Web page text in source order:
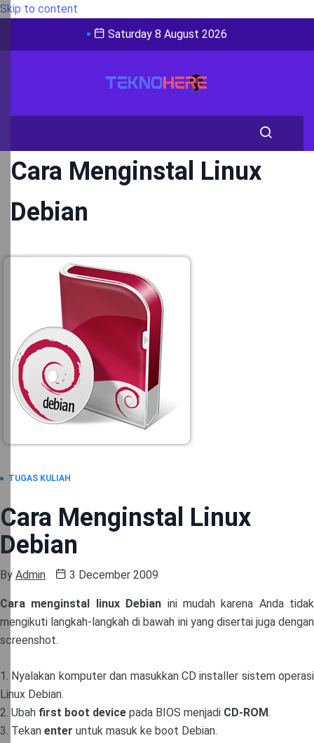
Skip to content
Saturday 8 August 2026
Cara Menginstal Linux
Debian
TUGAS KULIAH
Cara Menginstal Linux
Debian
By Admin 3 December 2009
Cara menginstal linux Debian ini mudah karena Anda tidak
mengikuti langkah-langkah di bawah ini yang disertai juga dengan
screenshot.
1. Nyalakan komputer dan masukkan CD installer sistem operasi
Linux Debian.
2. Ubah first boot device pada BIOS menjadi CD-ROM.
3. Tekan enter untuk masuk ke boot Debian.